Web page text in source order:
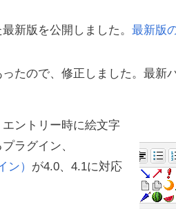
新版を公開しました。 最新版
たので、修正しました。最新
ントリー時に絵文字
ラグイン、
ン） が4.0、4.1に対応